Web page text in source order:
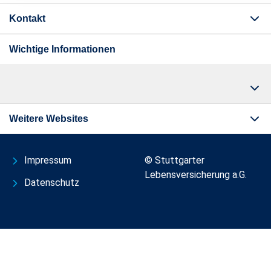
Kontakt
Wichtige Informationen
Weitere Websites
Impressum
Datenschutz
© Stuttgarter
Lebensversicherung a.G.